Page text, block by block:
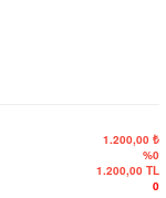
1.200,00 ₺
%0
1.200,00 TL
0